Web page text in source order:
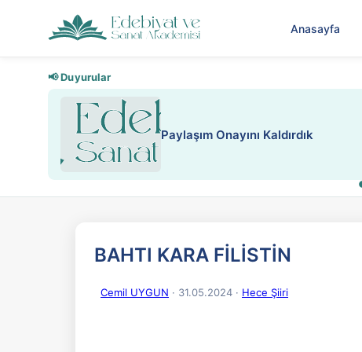
Anasayfa
📢 Duyurular
BAHTI KARA FİLİSTİN
Cemil UYGUN · 31.05.2024 · Hece Şiiri